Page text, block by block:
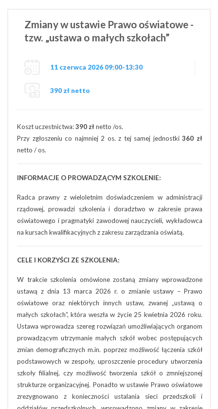
Zmiany w ustawie Prawo oświatowe -
tzw. „ustawa o małych szkołach”
11 czerwca 2026 09:00-13:30
390 zł netto
Koszt uczestnictwa:390 złnetto /os.
Przy zgłoszeniu co najmniej 2 os. z tej samej jednostki360 zł
netto / os.
INFORMACJE O PROWADZĄCYM SZKOLENIE:
Radca prawny z wieloletnim doświadczeniem w administracji
rządowej, prowadzi szkolenia i doradztwo w zakresie prawa
oświatowego i pragmatyki zawodowej nauczycieli, wykładowca
na kursach kwalifikacyjnych z zakresu zarządzania oświatą.
CELE I KORZYŚCI ZE SZKOLENIA:
W trakcie szkolenia omówione zostaną zmiany wprowadzone
ustawą z dnia 13 marca 2026 r. o zmianie ustawy – Prawo
oświatowe oraz niektórych innych ustaw, zwanej „ustawą o
małych szkołach”, która weszła w życie 25 kwietnia 2026 roku.
Ustawa wprowadza szereg rozwiązań umożliwiających organom
prowadzącym utrzymanie małych szkół wobec postępujących
zmian demograficznych m.in. poprzez możliwość łączenia szkół
podstawowych w zespoły, uproszczenie procedury utworzenia
szkoły filialnej, czy możliwość tworzenia szkół o zmniejszonej
strukturze organizacyjnej. Ponadto w ustawie Prawo oświatowe
zrezygnowano z konieczności ustalania sieci przedszkoli i